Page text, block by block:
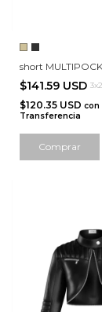
short
$141.59 USD 3x2
$120.35 USD con
Transferencia
Comprar